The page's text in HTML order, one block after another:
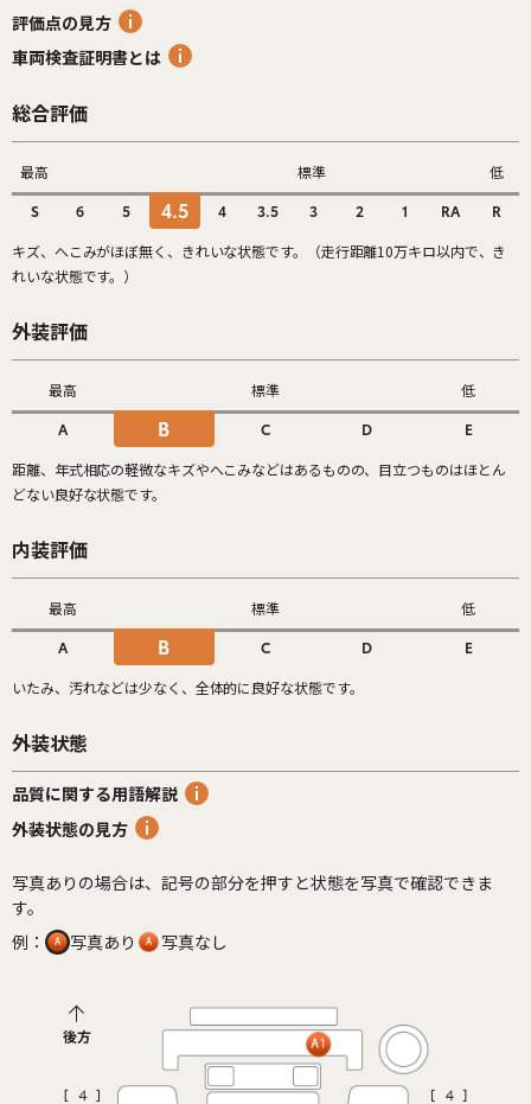
評価点の見方
車両検査証明書とは
総合評価
最高 標準 低
S 6 5 4.5 4 3.5 3 2 1 RA R
キズ、へこみがほぼ無く、きれいな状態です。（走行距離10万キロ以内で、き
れいな状態です。）
外装評価
最高 標準 低
A B C D E
距離、年式相応の軽微なキズやへこみなどはあるものの、目立つものはほとん
どない良好な状態です。
内装評価
最高 標準 低
A B C D E
いたみ、汚れなどは少なく、全体的に良好な状態です。
外装状態
品質に関する用語解説
外装状態の見方
写真ありの場合は、記号の部分を押すと状態を写真で確認できま
す。
例：
写真あり 写真なし
後方